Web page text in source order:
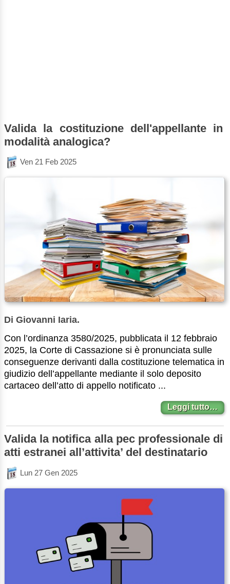
Valida la costituzione dell'appellante in
modalità analogica?
Ven 21 Feb 2025
Di Giovanni Iaria.
Con l’ordinanza 3580/2025, pubblicata il 12 febbraio
2025, la Corte di Cassazione si è pronunciata sulle
conseguenze derivanti dalla costituzione telematica in
giudizio dell’appellante mediante il solo deposito
cartaceo dell’atto di appello notificato ...
Leggi tutto…
Valida la notifica alla pec professionale di
atti estranei all’attivita’ del destinatario
Lun 27 Gen 2025